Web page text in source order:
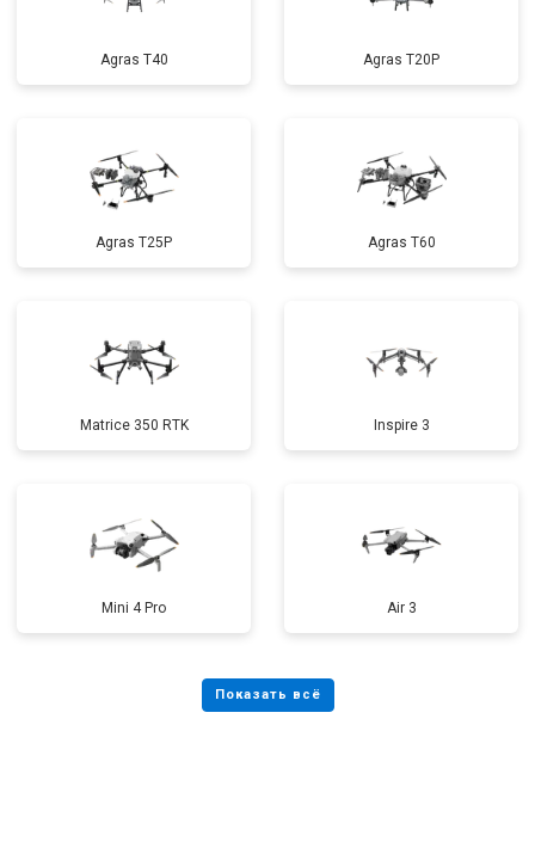
Agras T40 Agras T20P
Agras T25P Agras T60
Matrice 350 RTK Inspire 3
Mini 4 Pro Air 3